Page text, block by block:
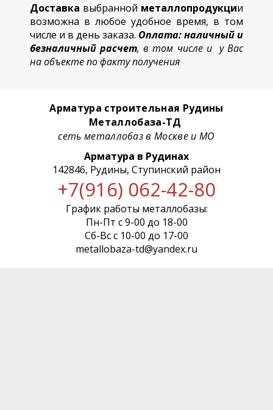
Доставка выбранной металлопродукции
возможна в любое удобное время, в том
числе и в день заказа. Оплата: наличный и
безналичный расчет, в том числе и у Вас
на объекте по факту получения
Арматура строительная Рудины
Металлобаза-ТД
сеть металлобаз в Москве и МО
Арматура в Рудинах
142846, Рудины, Ступинский район
+7(916) 062-42-80
График работы металлобазы:
Пн-Пт с 9-00 до 18-00
Сб-Вс с 10-00 до 17-00
metallobaza-td@yandex.ru